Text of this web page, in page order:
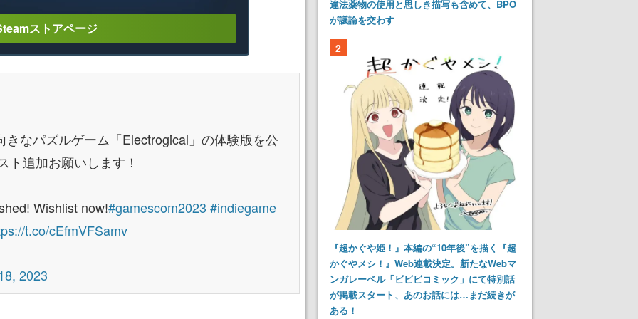
ストアページ
なパズルゲーム「Electrogical」の体験版を公
ト追加お願いします！
Wishlist now!#gamescom2023 #indiegame
t.co/cEfmVFSamv
2023
違法薬物の使用と思しき描写も含めて、BPO
が議論を交わす
2
『超かぐや姫！』本編の“10年後”を描く『超
かぐやメシ！』Web連載決定。新たなWebマ
ンガレーベル「ビビビコミック」にて特別話
が掲載スタート、あのお話には…まだ続きが
ある！